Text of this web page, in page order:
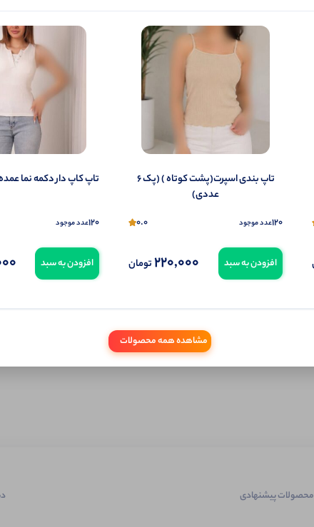
شما هم می‌توانید در مورد این کالا نظر دهید.
را قبلا خریده باشید، دیدگاه شما به عنوان خریدار ثبت خواهد شد. همچنین در صورت
تمایل می‌توانید به صورت ناشناس نیز دیدگاه خود را ثبت کنید.
محصولات پیشنهادی
تاپ بندی اسپرت(پشت کوتاه ) (پک 6
عددی)
120عدد موجود 0.0
افزودن به سبد 220,000تومان
تاپ کاپ دار دکمه نما عمده
120عدد موجود
افزودن به سبد
مشاهده همه محصولات